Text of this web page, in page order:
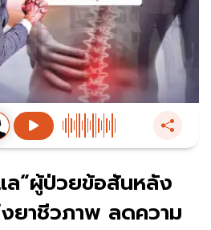
“ผู้ป่วยข้อสันหลัง
งยาชีวภาพ ลดความ